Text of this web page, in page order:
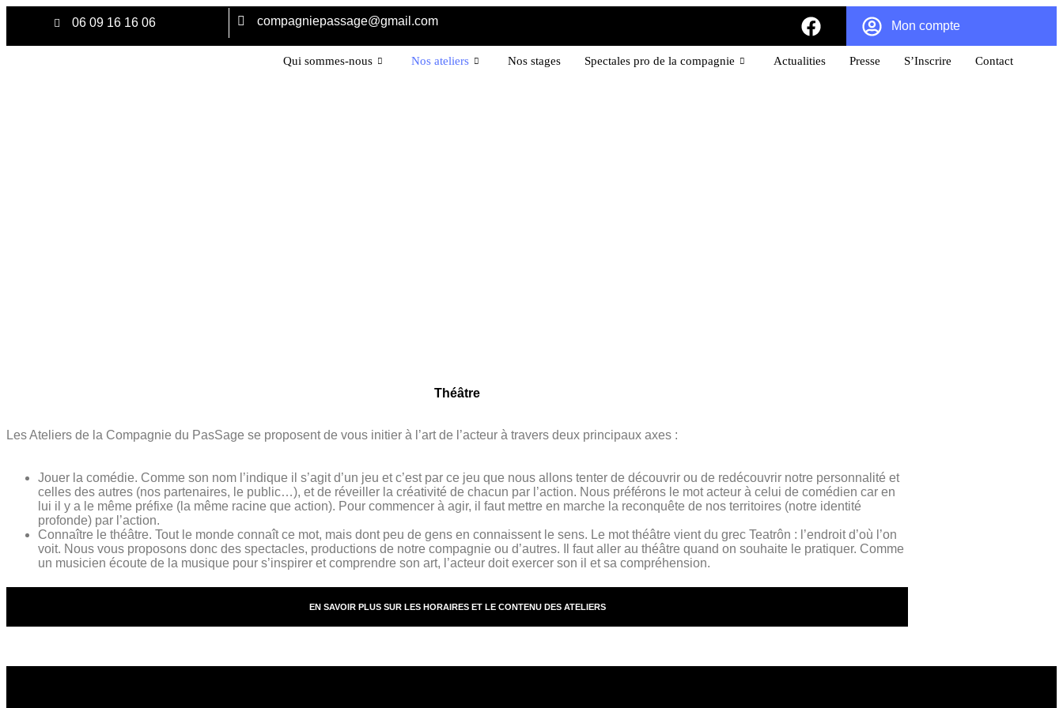
06 09 16 16 06 compagniepassage@gmail.com Mon compte
Qui sommes-nous Nos ateliers Nos stages Spectales pro de la compagnie Actualities Presse S’Inscrire Contact
Théâtre
Les Ateliers de la Compagnie du PasSage se proposent de vous initier à l’art de l’acteur à travers deux principaux axes :
Jouer la comédie. Comme son nom l’indique il s’agit d’un jeu et c’est par ce jeu que nous allons tenter de découvrir ou de redécouvrir notre personnalité et
celles des autres (nos partenaires, le public…), et de réveiller la créativité de chacun par l’action. Nous préférons le mot acteur à celui de comédien car en
lui il y a le même préfixe (la même racine que action). Pour commencer à agir, il faut mettre en marche la reconquête de nos territoires (notre identité
profonde) par l’action.
Connaître le théâtre. Tout le monde connaît ce mot, mais dont peu de gens en connaissent le sens. Le mot théâtre vient du grec Teatrôn : l’endroit d’où l’on
voit. Nous vous proposons donc des spectacles, productions de notre compagnie ou d’autres. Il faut aller au théâtre quand on souhaite le pratiquer. Comme
un musicien écoute de la musique pour s’inspirer et comprendre son art, l’acteur doit exercer son il et sa compréhension.
EN SAVOIR PLUS SUR LES HORAIRES ET LE CONTENU DES ATELIERS